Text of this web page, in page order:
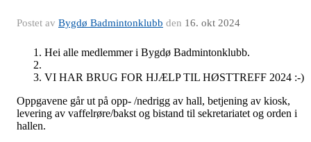
Postet av Bygdø Badmintonklubb den 16. okt 2024
Hei alle medlemmer i Bygdø Badmintonklubb.
VI HAR BRUG FOR HJÆLP TIL HØSTTREFF 2024 :-)
Oppgavene går ut på opp- /nedrigg av hall, betjening av kiosk,
levering av vaffelrøre/bakst og bistand til sekretariatet og orden i
hallen.